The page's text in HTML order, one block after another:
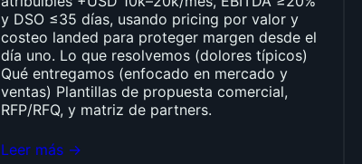
y DSO ≤35 días, usando pricing por valor y
costeo landed para proteger margen desde el
día uno. Lo que resolvemos (dolores típicos)
Qué entregamos (enfocado en mercado y
ventas) Plantillas de propuesta comercial,
RFP/RFQ, y matriz de partners.
Leer más →